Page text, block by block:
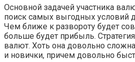
Основной задачей участника
поиск самых выгодных условий
Чем ближе к развороту будет
больше будет прибыль.
валют. Хоть она довольно
и новички, причем довольно